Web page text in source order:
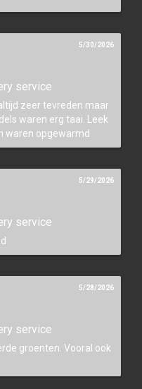
service
zeer tevreden maar
waren erg taai. Leek
waren opgewarmd
5/30/2026
service
5/29/2026
service
groenten. Vooral ook
5/28/2026